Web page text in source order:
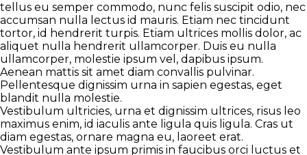
tellus eu semper commodo, nunc felis suscipit odio, nec
accumsan nulla lectus id mauris. Etiam nec tincidunt
tortor, id hendrerit turpis. Etiam ultrices mollis dolor, ac
aliquet nulla hendrerit ullamcorper. Duis eu nulla
ullamcorper, molestie ipsum vel, dapibus ipsum.
Aenean mattis sit amet diam convallis pulvinar.
Pellentesque dignissim urna in sapien egestas, eget
blandit nulla molestie.
Vestibulum ultricies, urna et dignissim ultrices, risus leo
maximus enim, id iaculis ante ligula quis ligula. Cras ut
diam egestas, ornare magna eu, laoreet erat.
Vestibulum ante ipsum primis in faucibus orci luctus et